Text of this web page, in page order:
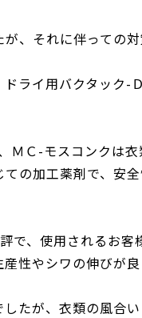
、それに伴っての対
ライ用バクタック-
Ｃ-モスコンクは
の加工薬剤で、安
で、使用されるお
性やシワの伸びが良
たが、衣類の風合